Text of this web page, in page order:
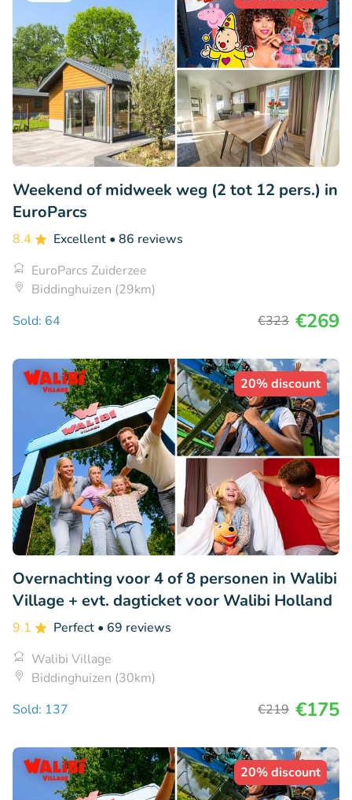
Weekend of midweek weg (2 tot 12 pers.) in
EuroParcs
8.4 Excellent • 86 reviews
EuroParcs Zuiderzee
Biddinghuizen (29km)
Sold: 64
€323 €269
20% discount
Overnachting voor 4 of 8 personen in Walibi
Village + evt. dagticket voor Walibi Holland
9.1 Perfect • 69 reviews
Walibi Village
Biddinghuizen (30km)
Sold: 137
€219 €175
20% discount